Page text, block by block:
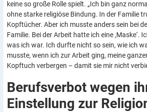
keine so große Rolle spielt. „Ich bin ganz
ohne starke religiöse Bindung. In der Familie
Kopftücher. Aber ich musste anders sein bei
Familie. Bei der Arbeit hatte ich eine ‚Maske‘.
was ich war. Ich durfte nicht so sein, wie ich
musste, wenn ich zur Arbeit ging, meine
Kopftuch verbergen – damit sie mir nicht
Berufsverbot wegen
Einstellung zur